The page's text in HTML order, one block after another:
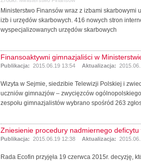
Ministerstwo Finansów wraz z izbami skarbowymi
izb i urzędów skarbowych. 416 nowych stron
wyspecjalizowanych urzędów skarbowych
Finansoaktywni gimnazjaliści w
Publikacja: 2015.06.19 13:54 Aktualizacja:
Wizyta w Sejmie, siedzibie Telewizji Polskiej i
uczniów gimnazjów – zwycięzców
zespołu gimnazjalistów wybrano spośród 263
Zniesienie procedury nadmiernego deficytu
Publikacja: 2015.06.19 12:38 Aktualizacja:
Rada Ecofin przyjęła 19 czerwca 2015r. decyzję,